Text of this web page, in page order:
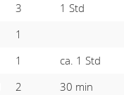
3
1 Std
1
1
ca. 1 Std
2 30 min